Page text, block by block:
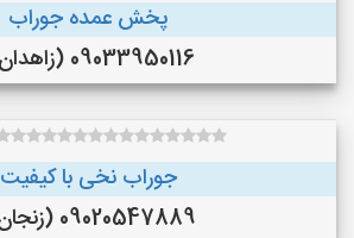
پخش عمده جوراب
09033950116 (زاهدان )
جوراب نخی با کیفیت
09020547889 (زنجان )